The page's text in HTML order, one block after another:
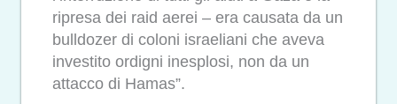
ripresa dei raid aerei – era causata da un
bulldozer di coloni israeliani che aveva
investito ordigni inesplosi, non da un
attacco di Hamas”.